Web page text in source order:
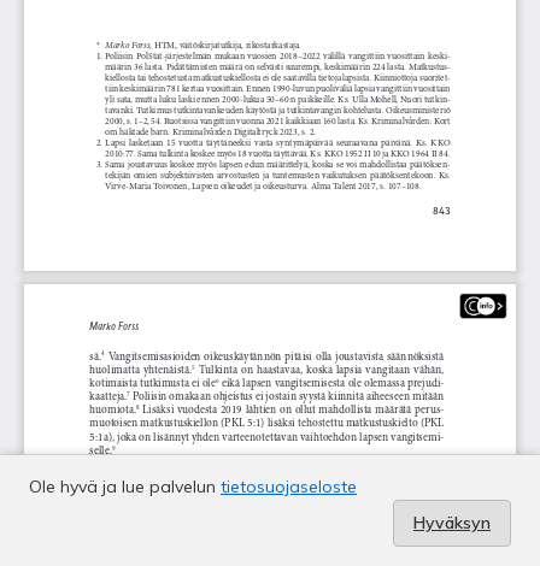
Ole hyvä ja lue palvelun tietosuojaseloste
Hyväksyn